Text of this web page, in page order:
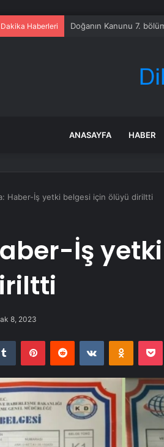
Haberleri Tokat’ta Sel Riski:
ANASAYFA HABER
Haber-İş yetki belgesi için ölüyü diriltti
İş
8, 2023
Tumblr PinterestReddit VKontakte